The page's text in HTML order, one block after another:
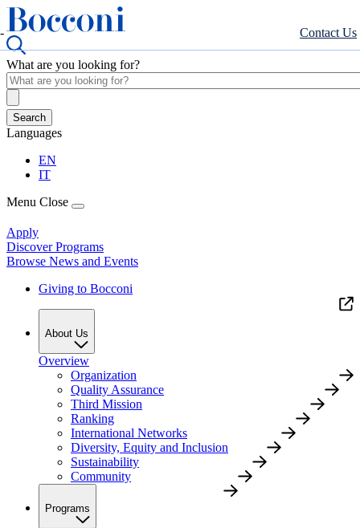
What are you looking for?
Languages
EN
IT
Menu Close
Apply
Discover Programs
Browse News and Events
Giving to Bocconi
About Us
Overview
Organization
Quality Assurance
Third Mission
Ranking
International Networks
Diversity, Equity and Inclusion
Sustainability
Community
Programs
- Contact Us